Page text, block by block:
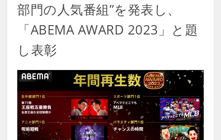
部門の人気番組”を発表し、
「ABEMA AWARD 2023」と題
し表彰